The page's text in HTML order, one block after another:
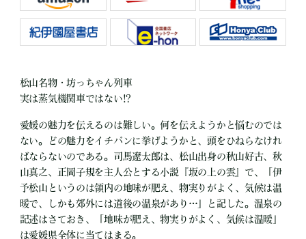
松山名物・坊っちゃん列車
実は蒸気機関車ではない!?
愛媛の魅力を伝えるのは難しい。何を伝えようかと悩むのでは
ない。どの魅力をイチバンに挙げようかと、頭をひねらなけれ
ばならないのである。司馬遼太郎は、松山出身の秋山好古、秋
山真之、正岡子規を主人公とする小説『坂の上の雲』で、「伊
予松山というのは領内の地味が肥え、物実りがよく、気候は温
暖で、しかも郊外には道後の温泉があり…」と記した。温泉の
記述はさておき、「地味が肥え、物実りがよく、気候は温暖」
は愛媛県全体に当てはまる。